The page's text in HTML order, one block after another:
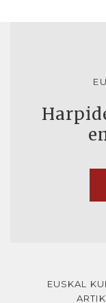
EUSKAL